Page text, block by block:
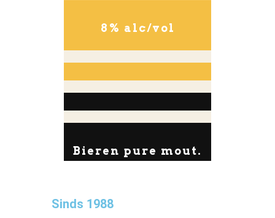
8% alc/vol
Bieren pure mout.
Sinds 1988